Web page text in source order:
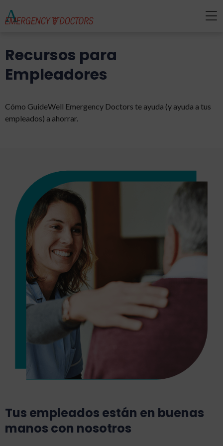
Recursos para
Empleadores
Cómo GuideWell Emergency Doctors te ayuda (y ayuda a tus
empleados) a ahorrar.
Tus empleados están en buenas
manos con nosotros